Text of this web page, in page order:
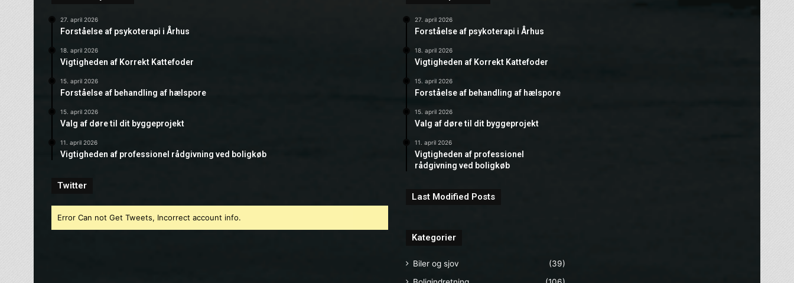
27. april 2026
Forståelse af psykoterapi i Århus
18. april 2026
Vigtigheden af Korrekt Kattefoder
15. april 2026
Forståelse af behandling af hælspore
15. april 2026
Valg af døre til dit byggeprojekt
11. april 2026
Vigtigheden af professionel rådgivning ved boligkøb
Twitter
Error Can not Get Tweets, Incorrect account info.
27. april 2026
Forståelse af psykoterapi i Århus
18. april 2026
Vigtigheden af Korrekt Kattefoder
15. april 2026
Forståelse af behandling af hælspore
15. april 2026
Valg af døre til dit byggeprojekt
11. april 2026
Vigtigheden af professionel
rådgivning ved boligkøb
Last Modified Posts
Kategorier
Biler og sjov
(39)